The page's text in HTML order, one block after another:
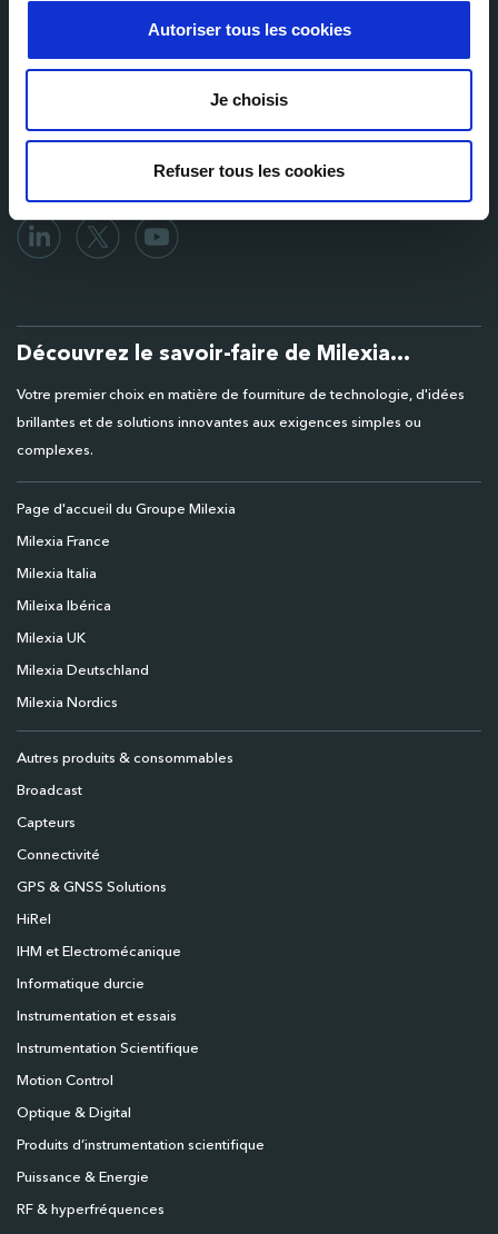
Autoriser tous les cookies
Je choisis
Refuser tous les cookies
Découvrez le savoir-faire de Milexia...
Votre premier choix en matière de fourniture de technologie, d'idées
brillantes et de solutions innovantes aux exigences simples ou
complexes.
Page d'accueil du Groupe Milexia
Milexia France
Milexia Italia
Mileixa Ibérica
Milexia UK
Milexia Deutschland
Milexia Nordics
Autres produits & consommables
Broadcast
Capteurs
Connectivité
GPS & GNSS Solutions
HiRel
IHM et Electromécanique
Informatique durcie
Instrumentation et essais
Instrumentation Scientifique
Motion Control
Optique & Digital
Produits d’instrumentation scientifique
Puissance & Energie
RF & hyperfréquences